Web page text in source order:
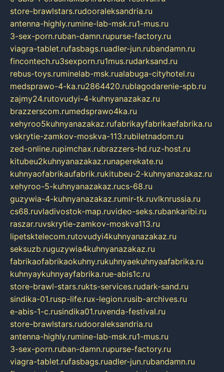
store-brawlstars.rudooraleksandria.ru
antenna-highly.rumine-lab-msk.ru1-mus.ru
3-sex-porn.ruban-damn.rupurse-factory.ru
viagra-tablet.rufasbags.ruadler-jun.rubandamn.ru
fincontech.ru3sexporn.ru1mus.rudarksand.ru
rebus-toys.ruminelab-msk.rualabuga-cityhotel.ru
medsprawo-4-ka.ru2864420.rublagodarenie-spb.ru
zajmy24.rutovudyi-4-kuhnyanazakaz.ru
brazzerscom.rumedsprawo4ka.ru
xehyroo5kuhnyanazakaz.rufabrikayfabrikaefabrika.ru
vskrytie-zamkov-moskva-113.rubiletnadom.ru
zed-online.rupimchax.rubrazzers-hd.ruz-host.ru
kitubeu2kuhnyanazakaz.runaperekate.ru
kuhnyaofabrikaufabrik.rukitubeu-2-kuhnyanazakaz.ru
xehyroo-5-kuhnyanazakaz.rucs-68.ru
guzywia-4-kuhnyanazakaz.rumir-tk.ruvlknrussia.ru
cs68.ruvladivostok-map.ruvideo-seks.rubankaribi.ru
raszar.ruvskrytie-zamkov-moskva113.ru
lipetsktelecom.rutovudyi4kuhnyanazakaz.ru
seksuzb.ruguzywia4kuhnyanazakaz.ru
fabrikaofabrikaokuhny.rukuhnyaekuhnyaafabrika.ru
kuhnyaykuhnyayfabrika.rue-abis1c.ru
store-brawl-stars.rukts-services.rudark-sand.ru
sindika-01.rusp-life.rux-legion.rusib-archives.ru
e-abis-1-c.rusindika01.ruvenda-festival.ru
store-brawlstars.rudooraleksandria.ru
antenna-highly.rumine-lab-msk.ru1-mus.ru
3-sex-porn.ruban-damn.rupurse-factory.ru
viagra-tablet.rufasbags.ruadler-jun.rubandamn.ru